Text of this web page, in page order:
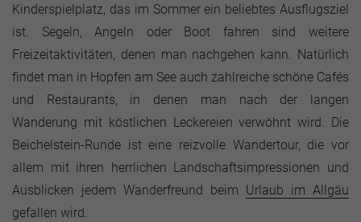
Kinderspielplatz, das im Sommer ein beliebtes Ausflugsziel
ist. Segeln, Angeln oder Boot fahren sind weitere
Freizeitaktivitäten, denen man nachgehen kann. Natürlich
findet man in Hopfen am See auch zahlreiche schöne Cafés
und Restaurants, in denen man nach der langen
Wanderung mit köstlichen Leckereien verwöhnt wird. Die
Beichelstein-Runde ist eine reizvolle Wandertour, die vor
allem mit ihren herrlichen Landschaftsimpressionen und
Ausblicken jedem Wanderfreund beim Urlaub im Allgäu
gefallen wird.